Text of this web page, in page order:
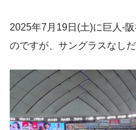
2025年7月19日(土)に巨人-
のですが、サングラスなし